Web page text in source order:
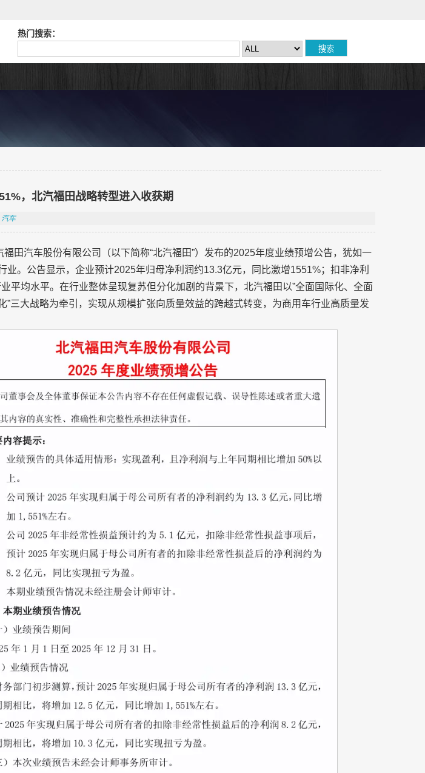
热门搜索：
，北汽福田战略转型进入收获期
汽车
福田汽车股份有限公司（以下简称“北汽福田”）发布的2025年度业绩预增公告，犹如一
业。公告显示，企业预计2025年归母净利润约13.3亿元，同比激增1551%；扣非净利
平均水平。在行业整体呈现复苏但分化加剧的背景下，北汽福田以”全面国际化、全面
”三大战略为牵引，实现从规模扩张向质量效益的跨越式转变，为商用车行业高质量发